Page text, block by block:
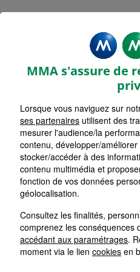
Assurance Occitanie
MMA s'assure de
Lorsque vous naviguez sur
ses partenaires utilisent des
mesurer l'audience/la
contenu, développer/
stocker/accéder à des
contenu multimédia et
fonction de vos données
géolocalisation.
Consultez les finalités,
comprenez les conséquences
accédant aux paramétrages.
moment via le lien cookies en